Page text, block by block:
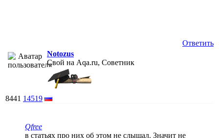
Ответить
Notozus
Свой на Aqa.ru, Советник
8441 14519
Qfree
в статьях про них об этом не слышал. Значит не